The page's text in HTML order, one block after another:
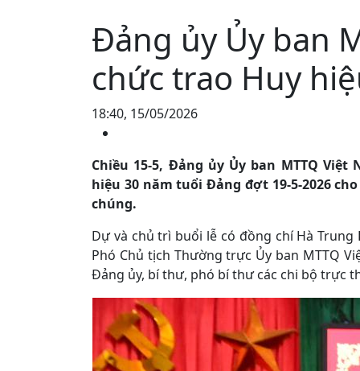
Đảng ủy Ủy ban
chức trao Huy
18:40, 15/05/2026
Chiều 15-5, Đảng ủy Ủy ban MTTQ
hiệu 30 năm tuổi Đảng đợt 19-5-2026
chúng.
Dự và chủ trì buổi lễ có đồng chí Hà Trung
Phó Chủ tịch Thường trực Ủy ban MTTQ
Đảng ủy, bí thư, phó bí thư các chi bộ trực